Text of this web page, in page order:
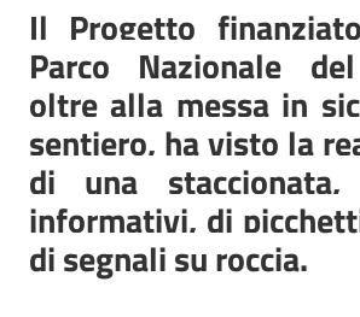
Il Progetto
Parco Nazionale
oltre alla messa in
sentiero, ha visto la
di una
informativi, di
di segnali su roccia.